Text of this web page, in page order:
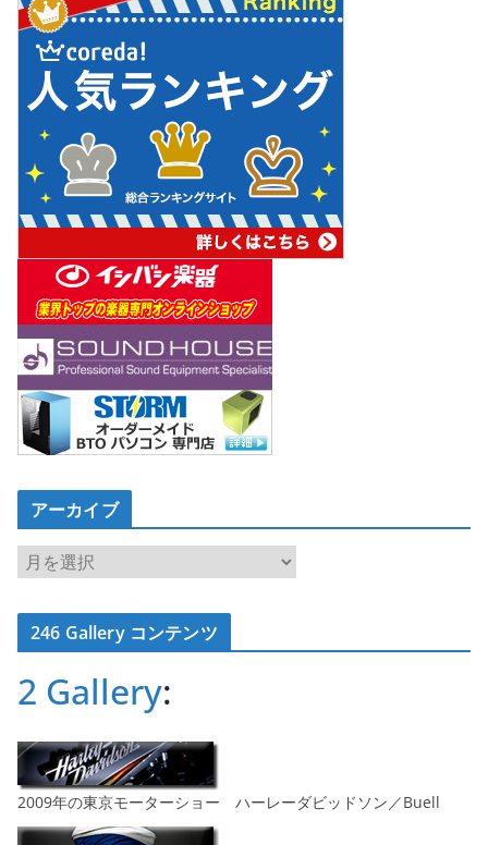
アーカイブ
ア
ー
カ
イ246 Gallery コンテンツ
2 Gallery:
2009年の東京モーターショー ハーレーダビッドソン／Buell